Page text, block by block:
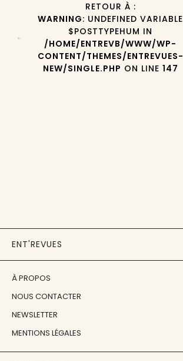
RETOUR À :
WARNING: UNDEFINED VARIABLE
$POSTTYPEHUM IN
/HOME/ENTREVB/WWW/WP-
CONTENT/THEMES/ENTREVUES-
NEW/SINGLE.PHP ON LINE 147
ENT'REVUES
À PROPOS
NOUS CONTACTER
NEWSLETTER
MENTIONS LÉGALES